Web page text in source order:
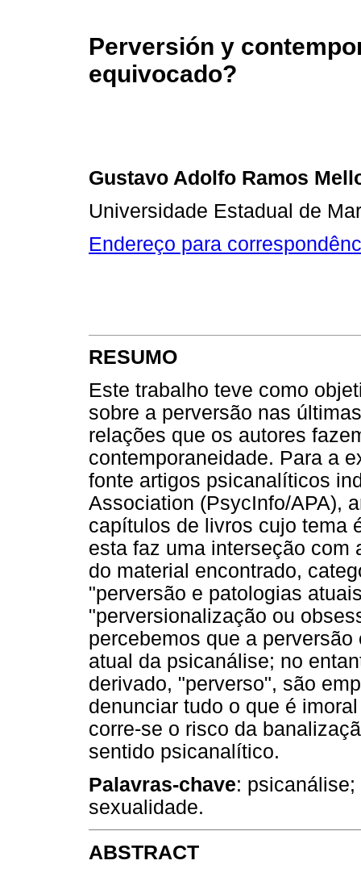
Perversión y
equivocado?
Gustavo Adolfo Ramos
Universidade Estadual de
Endereço para
RESUMO
Este trabalho teve como
sobre a perversão nas
relações que os autores
contemporaneidade. Para a
fonte artigos psicanalíticos
Association (PsycInfo/APA),
capítulos de livros cujo tema
esta faz uma interseção com
do material encontrado,
"perversão e patologias
"perversionalização ou
percebemos que a
atual da psicanálise; no
derivado, "perverso", são
denunciar tudo o que é
corre-se o risco da
sentido psicanalítico.
Palavras-chave:
sexualidade.
ABSTRACT